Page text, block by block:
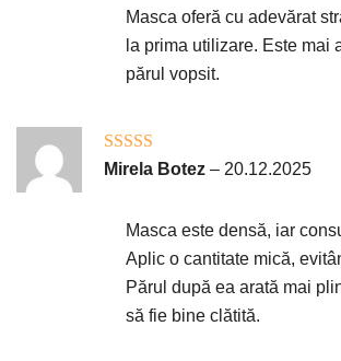
Masca oferă cu adevărat
la prima utilizare. Este mai
părul vopsit.
Evaluat la5
Mirela Botez – 20.12.2025
Masca este densă, iar
Aplic o cantitate mică,
Părul după ea arată mai
să fie bine clătită.